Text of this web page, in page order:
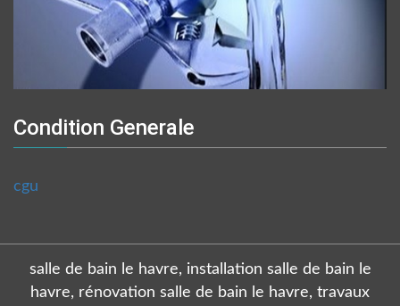
Condition Generale
cgu
salle de bain le havre, installation salle de bain le
havre, rénovation salle de bain le havre, travaux